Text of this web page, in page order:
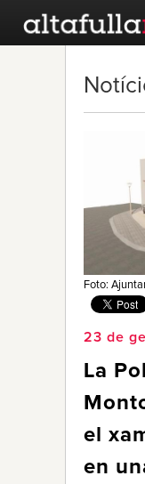
Foto:
23 de
La
el
en